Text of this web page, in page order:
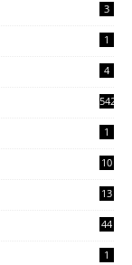
3
1
4
542
1
10
13
44
1